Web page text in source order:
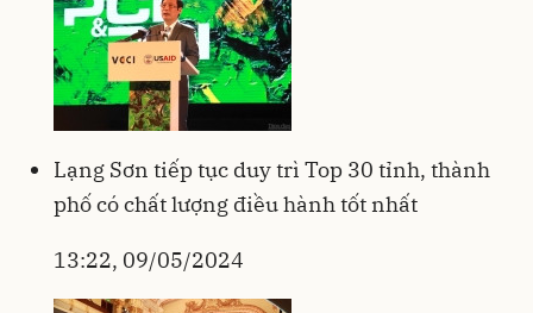
Lạng Sơn tiếp tục duy trì Top 30 tỉnh, thành
phố có chất lượng điều hành tốt nhất
13:22, 09/05/2024